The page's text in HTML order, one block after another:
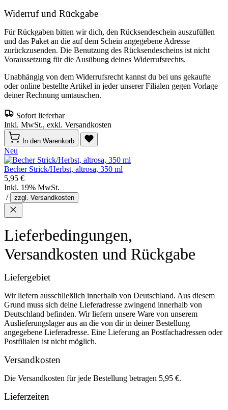
Widerruf und Rückgabe
Für Rückgaben bitten wir dich, den Rücksendeschein auszufüllen
und das Paket an die auf dem Schein angegebene Adresse
zurückzusenden. Die Benutzung des Rücksendescheins ist nicht
Voraussetzung für die Ausübung deines Widerrufsrechts.
Unabhängig von dem Widerrufsrecht kannst du bei uns gekaufte
oder online bestellte Artikel in jeder unserer Filialen gegen Vorlage
deiner Rechnung umtauschen.
Sofort lieferbar
Inkl. MwSt., exkl. Versandkosten
In den Warenkorb
Neu
Becher Strick/Herbst, altrosa, 350 ml
5,95 €
Inkl. 19% MwSt.
/
zzgl. Versandkosten
Lieferbedingungen,
Versandkosten und Rückgabe
Liefergebiet
Wir liefern ausschließlich innerhalb von Deutschland. Aus diesem
Grund muss sich deine Lieferadresse zwingend innerhalb von
Deutschland befinden. Wir liefern unsere Ware von unserem
Auslieferungslager aus an die von dir in deiner Bestellung
angegebene Lieferadresse. Eine Lieferung an Postfachadressen oder
Postfilialen ist nicht möglich.
Versandkosten
Die Versandkosten für jede Bestellung betragen 5,95 €.
Lieferzeiten